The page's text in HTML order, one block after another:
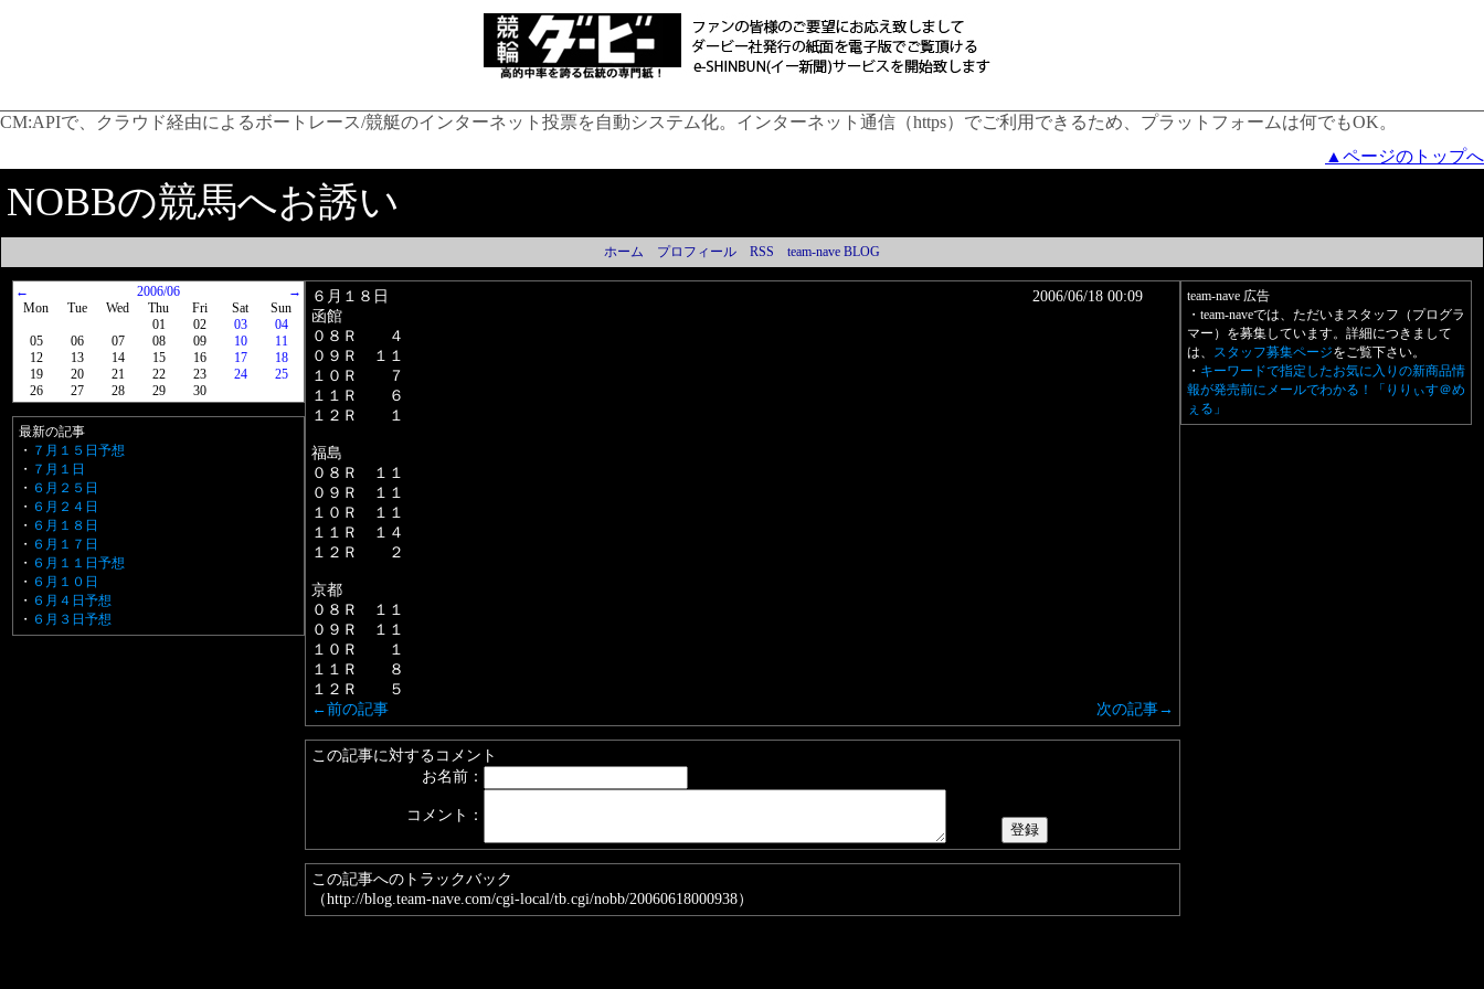
CM:APIで、クラウド経由によるボートレース/競艇のインターネット投票を自動システム化。インターネット通信（https）でご利用できるため、プラットフォームは何でもOK。
▲ページのトップへ
NOBBの競馬へお誘い
ホーム プロフィール RSS team-nave BLOG
← 2006/06
→
Mon
Tue Wed Thu Fri Sat
Sun
01
02 03
04
05
06 07 08 09 10
11
12
13 14 15 16 17
18
19
20 21 22 23 24
25
26
27 28 29 30
最新の記事
・ ７月１５日予想
・ ７月１日
・ ６月２５日
・ ６月２４日
・ ６月１８日
・ ６月１７日
・ ６月１１日予想
・ ６月１０日
・ ６月４日予想
・ ６月３日予想
６月１８日
2006/06/18 00:09
函館
０８Ｒ ４
０９Ｒ １１
１０Ｒ ７
１１Ｒ ６
１２Ｒ １
福島
０８Ｒ １１
０９Ｒ １１
１０Ｒ １１
１１Ｒ １４
１２Ｒ ２
京都
０８Ｒ １１
０９Ｒ １１
１０Ｒ １
１１Ｒ ８
１２Ｒ ５
←前の記事
次の記事→
この記事に対するコメント
お名前：
コメント：
この記事へのトラックバック
（http://blog.team-nave.com/cgi-local/tb.cgi/nobb/20060618000938）
team-nave 広告
・team-naveでは、ただいまスタッフ（プログラ
マー）を募集しています。詳細につきまして
は、 スタッフ募集ページをご覧下さい。
・ キーワードで指定したお気に入りの新商品情
報が発売前にメールでわかる！「りりぃす＠め
ぇる」